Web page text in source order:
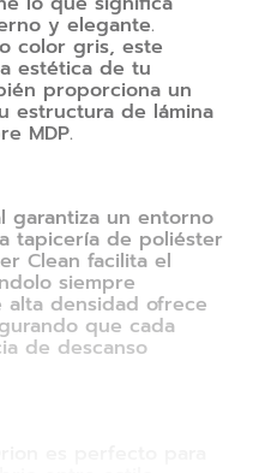
y elegante.
color gris, este
estética de tu
proporciona un
estructura de lámina
MDP.
garantiza un entorno
tapicería de poliéster
Clean facilita el
siempre
alta densidad ofrece
que cada
de descanso